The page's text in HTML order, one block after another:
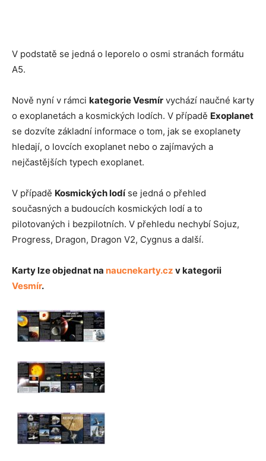
V podstatě se jedná o leporelo o osmi stranách formátu
A5.
Nově nyní v rámci kategorie Vesmír vychází naučné karty
o exoplanetách a kosmických lodích. V případě Exoplanet
se dozvíte základní informace o tom, jak se exoplanety
hledají, o lovcích exoplanet nebo o zajímavých a
nejčastějších typech exoplanet.
V případě Kosmických lodíse jedná o přehled
současných a budoucích kosmických lodí a to
pilotovaných i bezpilotních. V přehledu nechybí Sojuz,
Progress, Dragon, Dragon V2, Cygnus a další.
Karty lze objednat na naucnekarty.cz v kategorii
Vesmír.